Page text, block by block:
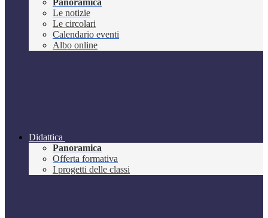
Panoramica
Le notizie
Le circolari
Calendario eventi
Albo online
Didattica
Panoramica
Offerta formativa
I progetti delle classi